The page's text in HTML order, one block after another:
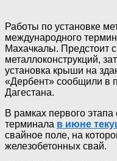
Работы по установке
международного
Махачкалы. Предстоит
металлоконструкций,
установка крыши на
«Дербент» сообщили в
Дагестана.
В рамках первого этапа
терминала в июне
свайное поле, на
железобетонных свай.